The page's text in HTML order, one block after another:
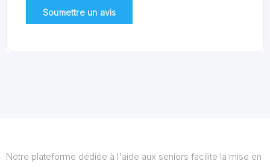
Notre plateforme dédiée à l'aide aux seniors facilite la mise en